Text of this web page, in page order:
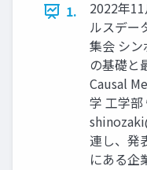
1.
2022年
ルスデー
集会 シ
の基礎と
Causal
学 工学
連し、発
にある企